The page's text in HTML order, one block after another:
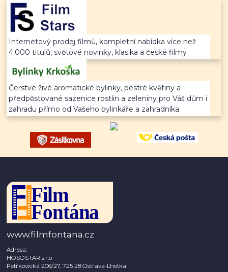
Internetový prodej filmů, kompletní nabídka více než
4.000 titulů, světové novinky, klasika a české filmy
Čerstvé živé aromatické bylinky, pestré květiny a
předpěstované sazenice rostlin a zeleniny pro Váš dům i
zahradu přímo od Vašeho bylinkáře a zahradníka.
www.filmfontana.cz
Adresa:
HOSOSTAR s.r.o
Petřkovická 206/27, 725 28 Ostrava-Lhotka